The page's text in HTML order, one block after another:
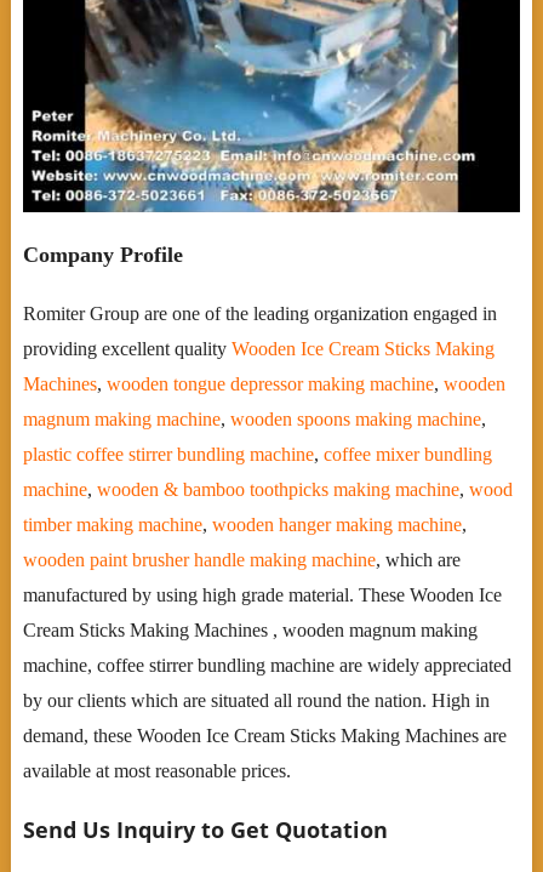
Company Profile
Romiter Group are one of the leading organization engaged in
providing excellent quality Wooden Ice Cream Sticks Making
Machines, wooden tongue depressor making machine, wooden
magnum making machine, wooden spoons making machine,
plastic coffee stirrer bundling machine, coffee mixer bundling
machine, wooden & bamboo toothpicks making machine, wood
timber making machine, wooden hanger making machine,
wooden paint brusher handle making machine, which are
manufactured by using high grade material. These Wooden Ice
Cream Sticks Making Machines , wooden magnum making
machine, coffee stirrer bundling machine are widely appreciated
by our clients which are situated all round the nation. High in
demand, these Wooden Ice Cream Sticks Making Machines are
available at most reasonable prices.
Send Us Inquiry to Get Quotation